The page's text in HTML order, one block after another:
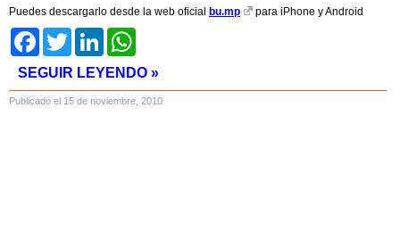
Puedes descargarlo desde la web oficial bu.mp
para iPhone y Android
FacebookTwitter LinkedIn
SEGUIR LEYENDO »
Publicado el 15 de noviembre, 2010